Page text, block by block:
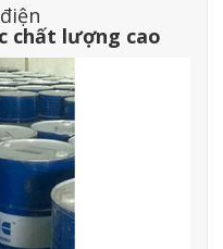
chất lượng cao